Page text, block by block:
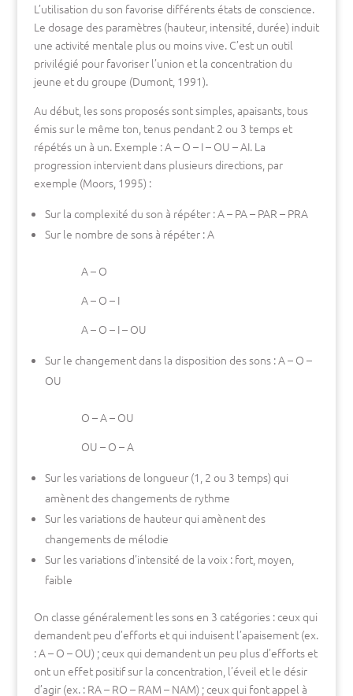
L’utilisation du son favorise différents états de conscience.
Le dosage des paramètres (hauteur, intensité, durée) induit
une activité mentale plus ou moins vive. C’est un outil
privilégié pour favoriser l’union et la concentration du
jeune et du groupe (Dumont, 1991).
Au début, les sons proposés sont simples, apaisants, tous
émis sur le même ton, tenus pendant 2 ou 3 temps et
répétés un à un. Exemple : A – O – I – OU – AI. La
progression intervient dans plusieurs directions, par
exemple (Moors, 1995) :
Sur la complexité du son à répéter : A – PA – PAR – PRA
Sur le nombre de sons à répéter : A
A – O
A – O – I
A – O – I – OU
Sur le changement dans la disposition des sons : A – O –
OU
O – A – OU
OU – O – A
Sur les variations de longueur (1, 2 ou 3 temps) qui
amènent des changements de rythme
Sur les variations de hauteur qui amènent des
changements de mélodie
Sur les variations d’intensité de la voix : fort, moyen,
faible
On classe généralement les sons en 3 catégories : ceux qui
demandent peu d’efforts et qui induisent l’apaisement (ex.
: A – O – OU) ; ceux qui demandent un peu plus d’efforts et
ont un effet positif sur la concentration, l’éveil et le désir
d’agir (ex. : RA – RO – RAM – NAM) ; ceux qui font appel à